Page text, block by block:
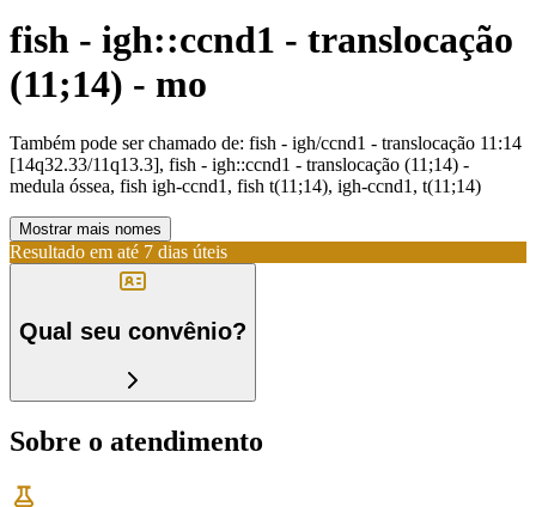
fish - igh::ccnd1 - translocação
(11;14) - mo
Também pode ser chamado de: fish - igh/ccnd1 - translocação 11:14
[14q32.33/11q13.3], fish - igh::ccnd1 - translocação (11;14) -
medula óssea, fish igh-ccnd1, fish t(11;14), igh-ccnd1, t(11;14)
Mostrar mais nomes
Resultado em até 7 dias úteis
Qual seu convênio?
Sobre o atendimento